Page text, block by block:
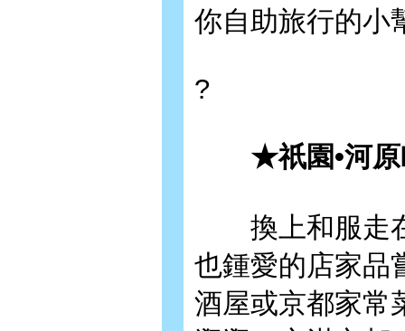
你自助旅行的小
?
★祇園•河原
換上和服走在
也鍾愛的店家品
酒屋或京都家常